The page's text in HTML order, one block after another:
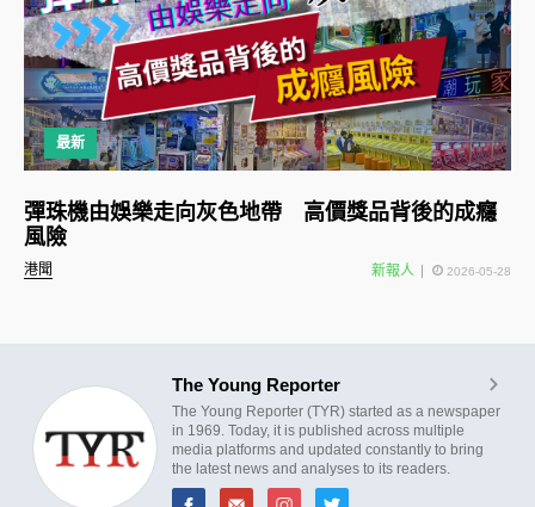
最新
港聞
彈珠機由娛樂走向灰色地帶 高價獎品背後的成癮
風險
新報人 2026-05-28
The Young Reporter
The Young Reporter (TYR) started as a newspaper
in 1969. Today, it is published across multiple
media platforms and updated constantly to bring
the latest news and analyses to its readers.